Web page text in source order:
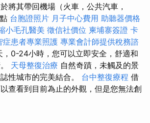
將其帶回機場（火車，公共汽車，
台胞證照片 月子中心費用 助聽器價格
小毛孔醫美 徵信社價位 柬埔寨簽證 卡
症患者專業照護 專業會計師提供稅務諮
，0-24小時，您可以立即安全，舒適和
天母整復治療 自然奇蹟，未觸及的景
性城市的完美結合。 台中整復療程 借
查看到目前為止的外觀，但是您無法創